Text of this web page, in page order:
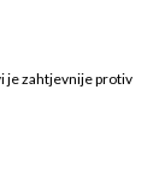
je zahtjevnije protiv